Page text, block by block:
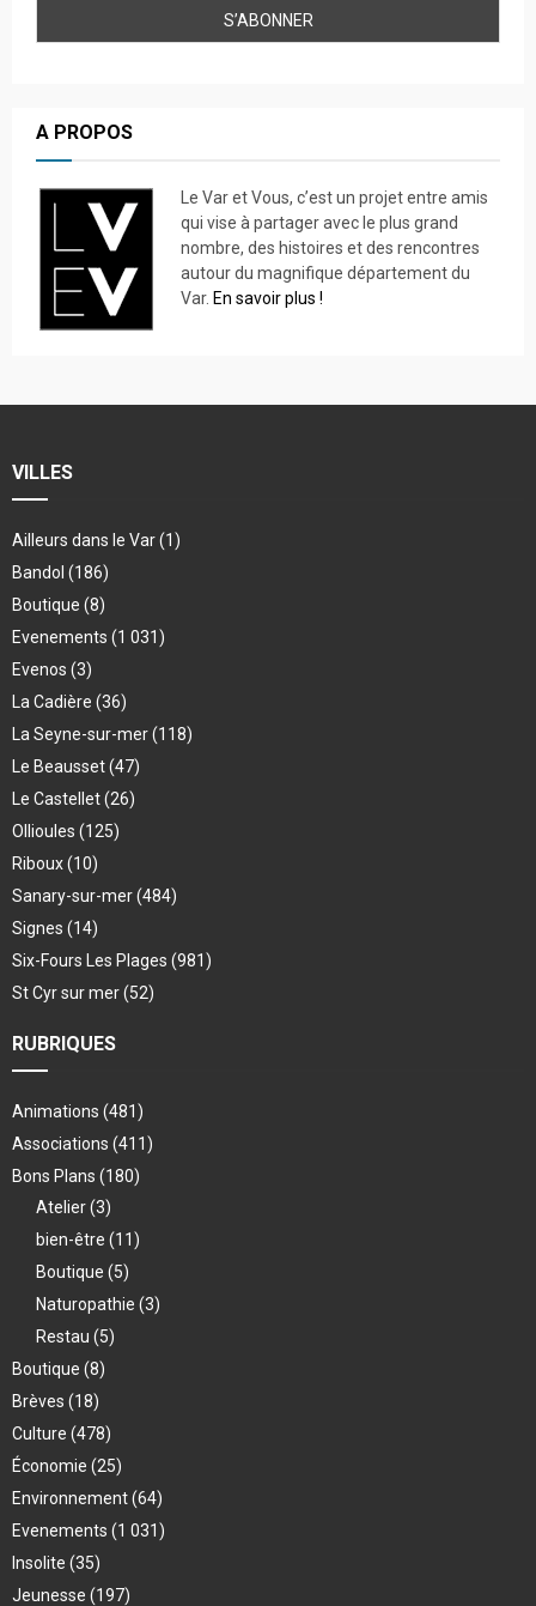
A PROPOS
Le Var et Vous, c’est un projet entre amis
qui vise à partager avec le plus grand
nombre, des histoires et des rencontres
autour du magnifique département du
Var. En savoir plus !
VILLES
Ailleurs dans le Var(1)
Bandol (186)
Boutique (8)
Evenements (1 031)
Evenos (3)
La Cadière (36)
La Seyne-sur-mer(118)
Le Beausset(47)
Le Castellet(26)
Ollioules (125)
Riboux(10)
Sanary-sur-mer(484)
Signes (14)
Six-Fours Les Plages (981)
St Cyr sur mer(52)
RUBRIQUES
Animations (481)
Associations (411)
Bons Plans (180)
Atelier(3)
bien-être (11)
Boutique (5)
Naturopathie (3)
Restau (5)
Boutique (8)
Brèves (18)
Culture (478)
Économie (25)
Environnement(64)
Evenements (1 031)
Insolite (35)
Jeunesse (197)